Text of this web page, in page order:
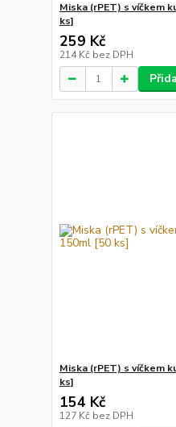
Miska (rPET) s víčkem
ks]
259 Kč
214 Kč bez DPH
Miska (rPET) s víčkem
ks]
154 Kč
127 Kč bez DPH